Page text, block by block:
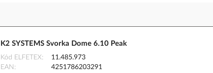
K2 SYSTEMS Svorka Dome 6.10 Peak
Kód ELFETEX
11.485.973
EAN
4251786203291